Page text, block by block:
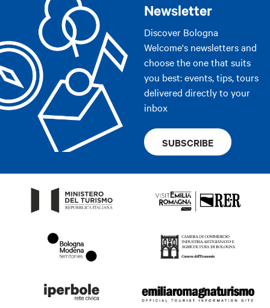
Newsletter
Discover Bologna
Welcome's newsletters and
choose the one that suits
you best: events, tips, tours
delivered directly to your
inbox
SUBSCRIBE